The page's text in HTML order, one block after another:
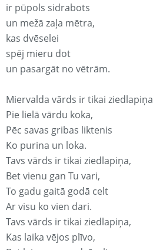
ir pūpols sidrabots
un mežā zaļa mētra,
kas dvēselei
spēj mieru dot
un pasargāt no vētrām.
Miervalda vārds ir tikai ziedlapiņa
Pie lielā vārdu koka,
Pēc savas gribas liktenis
Ko purina un loka.
Tavs vārds ir tikai ziedlapiņa,
Bet vienu gan Tu vari,
To gadu gaitā godā celt
Ar visu ko vien dari.
Tavs vārds ir tikai ziedlapiņa,
Kas laika vējos plīvo,